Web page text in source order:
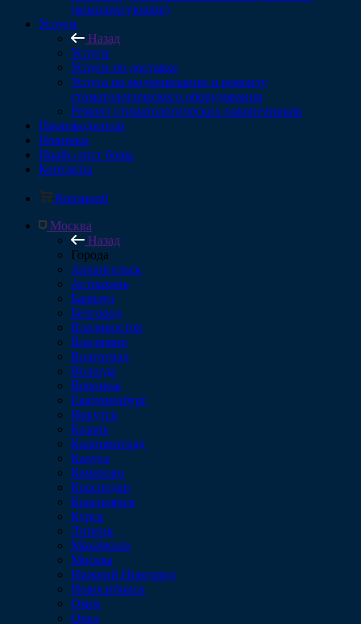
(комплектующие)
Услуги
Назад
Услуги
Услуги по доставке
Услуга по модернизации и ремонту
стоматологического оборудования
Ремонт стоматологических наконечников
Производители
Новинки
Прайс-лист боры
Контакты
Корзина0
Москва
Назад
Города
Архангельск
Астрахань
Барнаул
Белгород
Владивосток
Владимир
Волгоград
Вологда
Воронеж
Екатеринбург
Иркутск
Казань
Калининград
Калуга
Кемерово
Краснодар
Красноярск
Курск
Липецк
Махачкала
Москва
Нижний Новгород
Новосибирск
Омск
Орел